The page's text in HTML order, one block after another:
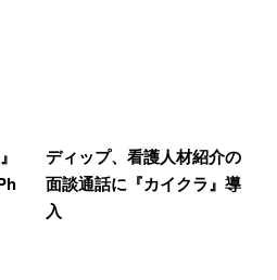
ディップ、看護人材紹介の
面談通話に『カイクラ』導
入